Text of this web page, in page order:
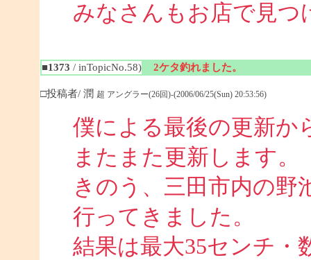
みなさんもお店で見つ
■1373 / inTopicNo.58) 2ケタ釣れました。
□投稿者/ 潤 超 アングラー(26回)-(2006/06/25(Sun) 20:53:56)
僕による最後の更新か
またまた更新します。
きのう、三田市内の野
行ってきました。
結果は最大35センチ・